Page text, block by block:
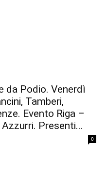
da Podio. Venerdì
Tamberi,
Evento Riga –
Presenti...
0